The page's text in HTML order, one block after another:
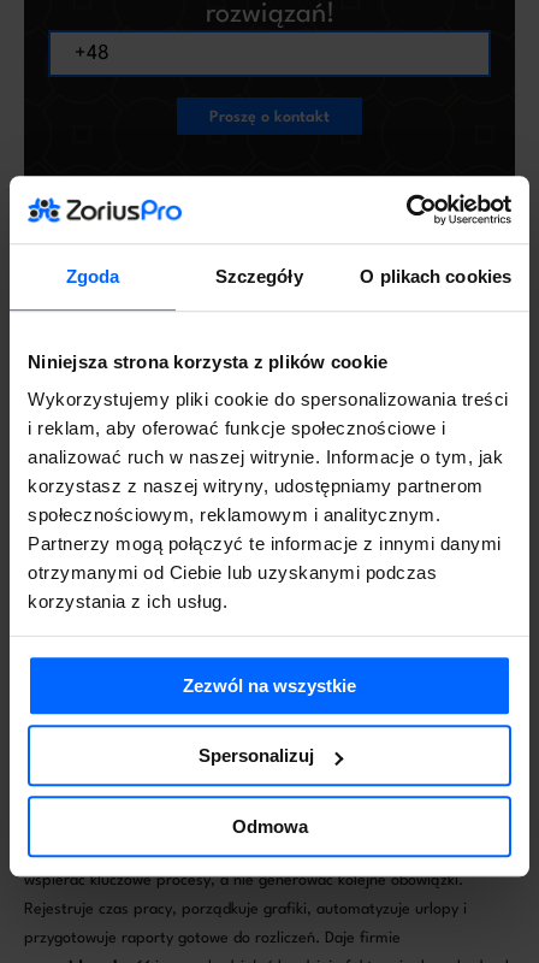
Zgoda Szczegóły O plikach cookies
Niniejsza strona korzysta z plików cookie
Wykorzystujemy pliki cookie do spersonalizowania treści
i reklam, aby oferować funkcje społecznościowe i
analizować ruch w naszej witrynie. Informacje o tym, jak
korzystasz z naszej witryny, udostępniamy partnerom
społecznościowym, reklamowym i analitycznym.
Partnerzy mogą połączyć te informacje z innymi danymi
otrzymanymi od Ciebie lub uzyskanymi podczas
korzystania z ich usług.
Zezwól na wszystkie
Spersonalizuj
Odmowa
rozwiązań!
Proszę o kontakt
podane w formularzu przetwarzamy w celu obsługi Twojej wiadomości i
kontaktu w związku z jej treścią. Podstawą przetwarzania jest art. 6 ust. 1 lit. b
RODO, gdy Twoje zapytanie dotyczy oferty lub zawarcia umowy, albo art. 6
ust. 1 lit. f RODO, gdy kontakt dotyczy innej sprawy. Więcej informacji o
Jak ocenić, czy program jest odpowiedni
dla Twojej firmy
Wybierając najlepszy program do rejestracji czasu pracy, warto
zwrócić uwagę na pytania, które najczęściej pojawiają się w trakcie
Czy system działa szybko i nie zacina się przy większej liczbie
Czy system łatwo skalować, jeśli firma zacznie rosnąć?
Wybór dobrego programu do rejestracji czasu pracy to decyzja, która
wpływa na działaniecałej firmy. System powinien być szybki, prosty i
wspierać kluczowe procesy, a nie generować kolejne obowiązki.
Rejestruje czas pracy, porządkuje grafiki, automatyzuje urlopy i
przygotowuje raporty gotowe do rozliczeń. Daje firmie